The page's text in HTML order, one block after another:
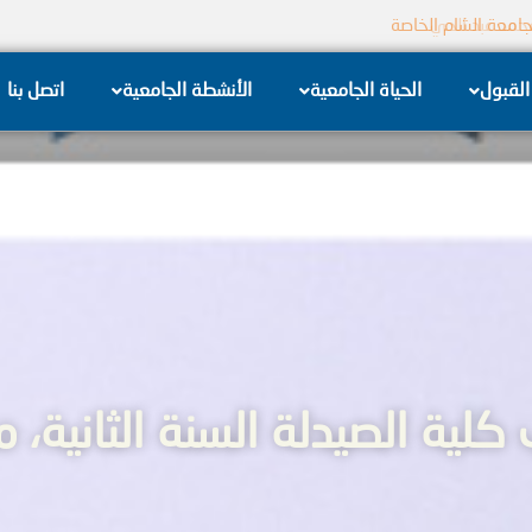
الشام الخاصة
القبول الحياة الجامعية الأنشطة الجامعية اتصل بنا
الصيدلة السنة الثانية،